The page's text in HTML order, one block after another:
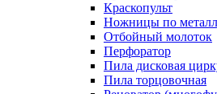
Краскопульт
Ножницы по
Отбойный молоток
Перфоратор
Пила дисковая
Пила торцовочная